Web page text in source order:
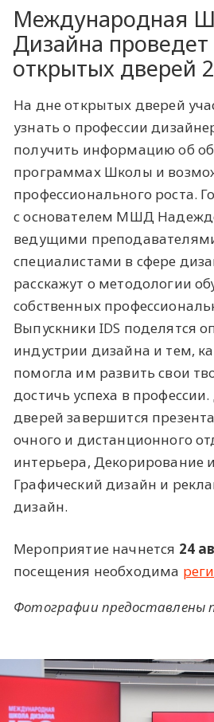
Международная
Дизайна
открытых дверей
На дне открытых дверей
узнать о профессии
получить информацию об
программах Школы и
профессионального роста.
с основателем МШД
ведущими
специалистами в сфере
расскажут о методологии
собственных
Выпускники IDS поделятся
индустрии дизайна и тем,
помогла им развить свои
достичь успеха в
дверей завершится
очного и дистанционного
интерьера, Декорирование
Графический дизайн и
дизайн.
Мероприятие начнется 24
посещения необходима
Фотографии предоставлены